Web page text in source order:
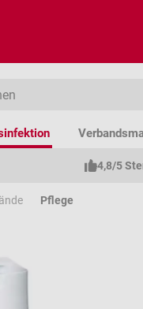
4,8/5
Pflege